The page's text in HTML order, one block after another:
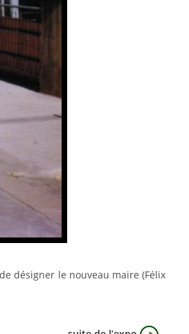
désigner le nouveau maire (Félix